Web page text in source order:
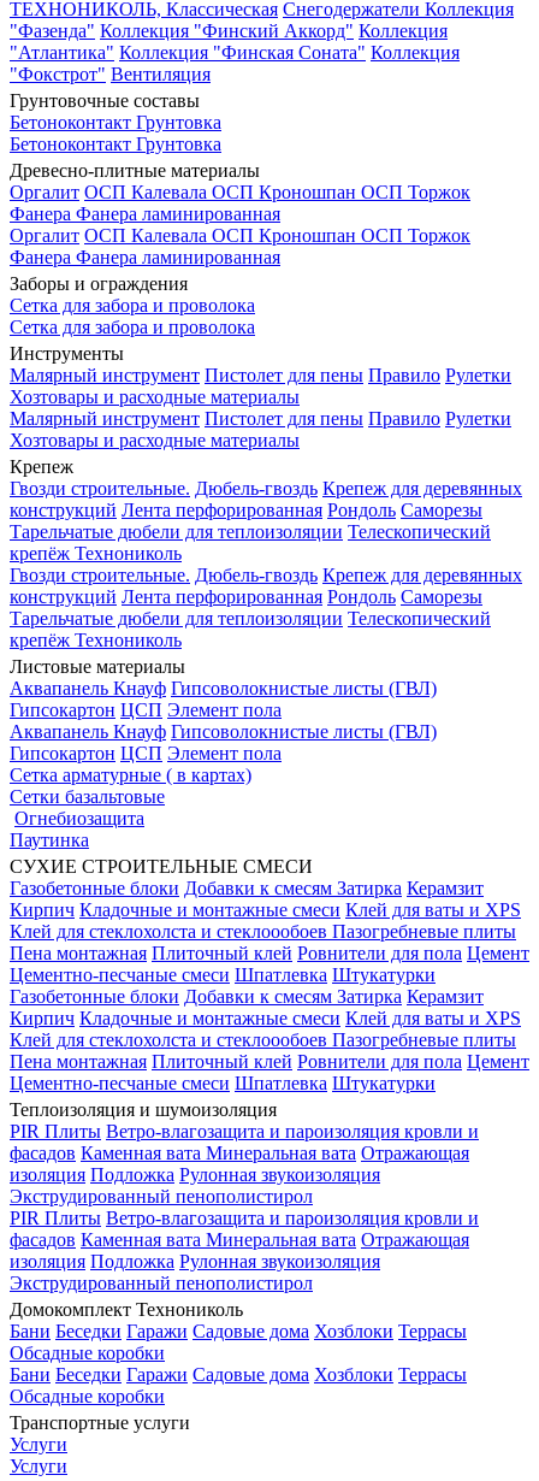
ТЕХНОНИКОЛЬ, Классическая Снегодержатели Коллекция
"Фазенда" Коллекция "Финский Аккорд" Коллекция
"Атлантика" Коллекция "Финская Соната" Коллекция
"Фокстрот" Вентиляция
Грунтовочные составы
Бетоноконтакт Грунтовка
Бетоноконтакт Грунтовка
Древесно-плитные материалы
Оргалит ОСП Калевала ОСП Кроношпан ОСП Торжок
Фанера Фанера ламинированная
Оргалит ОСП Калевала ОСП Кроношпан ОСП Торжок
Фанера Фанера ламинированная
Заборы и ограждения
Сетка для забора и проволока
Сетка для забора и проволока
Инструменты
Малярный инструмент Пистолет для пены Правило Рулетки
Хозтовары и расходные материалы
Малярный инструмент Пистолет для пены Правило Рулетки
Хозтовары и расходные материалы
Крепеж
Гвозди строительные. Дюбель-гвоздь Крепеж для деревянных
конструкций Лента перфорированная Рондоль Саморезы
Тарельчатые дюбели для теплоизоляции Телескопический
крепёж Технониколь
Гвозди строительные. Дюбель-гвоздь Крепеж для деревянных
конструкций Лента перфорированная Рондоль Саморезы
Тарельчатые дюбели для теплоизоляции Телескопический
крепёж Технониколь
Листовые материалы
Аквапанель Кнауф Гипсоволокнистые листы (ГВЛ)
Гипсокартон ЦСП Элемент пола
Аквапанель Кнауф Гипсоволокнистые листы (ГВЛ)
Гипсокартон ЦСП Элемент пола
Сетка арматурные ( в картах)
Сетки базальтовые
Огнебиозащита
Паутинка
СУХИЕ СТРОИТЕЛЬНЫЕ СМЕСИ
Газобетонные блоки Добавки к смесям Затирка Керамзит
Кирпич Кладочные и монтажные смеси Клей для ваты и XPS
Клей для стеклохолста и стеклоообоев Пазогребневые плиты
Пена монтажная Плиточный клей Ровнители для пола Цемент
Цементно-песчаные смеси Шпатлевка Штукатурки
Газобетонные блоки Добавки к смесям Затирка Керамзит
Кирпич Кладочные и монтажные смеси Клей для ваты и XPS
Клей для стеклохолста и стеклоообоев Пазогребневые плиты
Пена монтажная Плиточный клей Ровнители для пола Цемент
Цементно-песчаные смеси Шпатлевка Штукатурки
Теплоизоляция и шумоизоляция
PIR Плиты Ветро-влагозащита и пароизоляция кровли и
фасадов Каменная вата Минеральная вата Отражающая
изоляция Подложка Рулонная звукоизоляция
Экструдированный пенополистирол
PIR Плиты Ветро-влагозащита и пароизоляция кровли и
фасадов Каменная вата Минеральная вата Отражающая
изоляция Подложка Рулонная звукоизоляция
Экструдированный пенополистирол
Домокомплект Технониколь
Бани Беседки Гаражи Садовые дома Хозблоки Террасы
Обсадные коробки
Бани Беседки Гаражи Садовые дома Хозблоки Террасы
Обсадные коробки
Транспортные услуги
Услуги
Услуги